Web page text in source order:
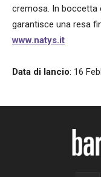
cremosa. In boccetta
garantisce una resa
www.natys.it
Data di lancio: 16